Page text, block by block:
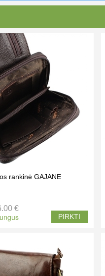
rankinė GAJANE
€
PIRKTI